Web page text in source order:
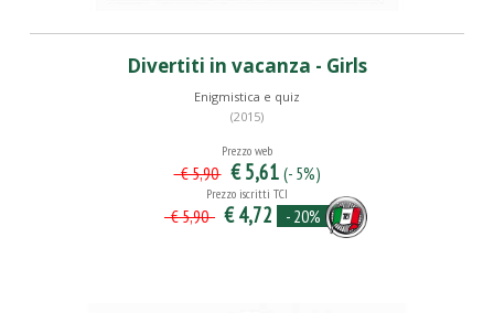
Divertiti in vacanza - Girls
Enigmistica e quiz
(2015)
Prezzo web
€ 5,90 € 5,61 (- 5%)
Prezzo iscritti TCI
€ 5,90 € 4,72 - 20%